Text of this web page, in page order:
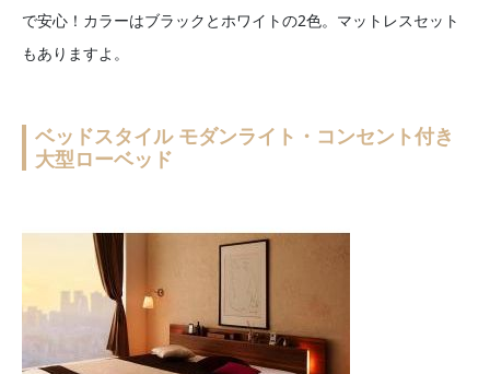
で安心！カラーはブラックとホワイトの2色。マットレスセット
もありますよ。
ベッドスタイル モダンライト・コンセント付き
大型ローベッド